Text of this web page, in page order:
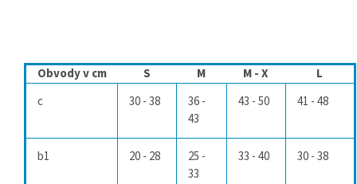
Obvody v cm S M M - X
L
c
30 - 38
36 -
43
43 - 50 41 - 48
b1 20 - 28
25 -
33
33 - 40 30 - 38